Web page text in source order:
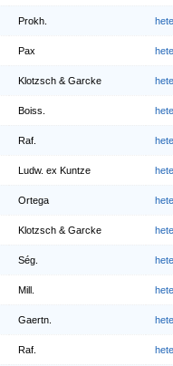
Prokh.
Pax
Klotzsch & Garcke
Boiss.
Raf.
Ludw. ex Kuntze
Ortega
Klotzsch & Garcke
Ség.
Mill.
Gaertn.
Raf.